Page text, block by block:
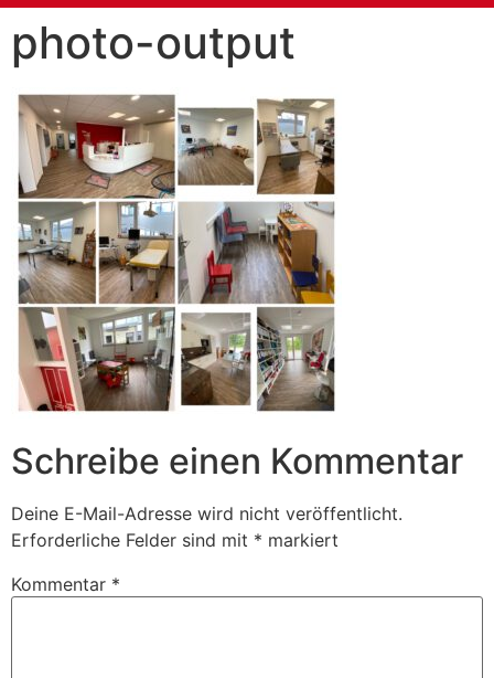
photo-output
Schreibe einen Kommentar
Deine E-Mail-Adresse wird nicht veröffentlicht.
Erforderliche Felder sind mit * markiert
Kommentar *